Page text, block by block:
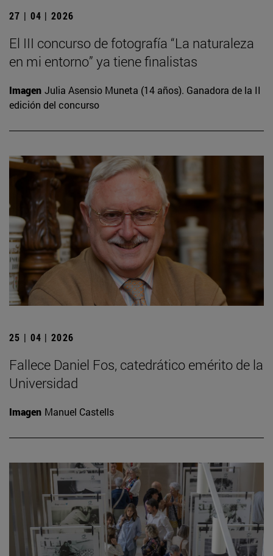
27 | 04 | 2026
El III concurso de fotografía “La naturaleza
en mi entorno” ya tiene finalistas
Imagen Julia Asensio Muneta (14 años). Ganadora de la II
edición del concurso
25 | 04 | 2026
Fallece Daniel Fos, catedrático emérito de la
Universidad
Imagen Manuel Castells